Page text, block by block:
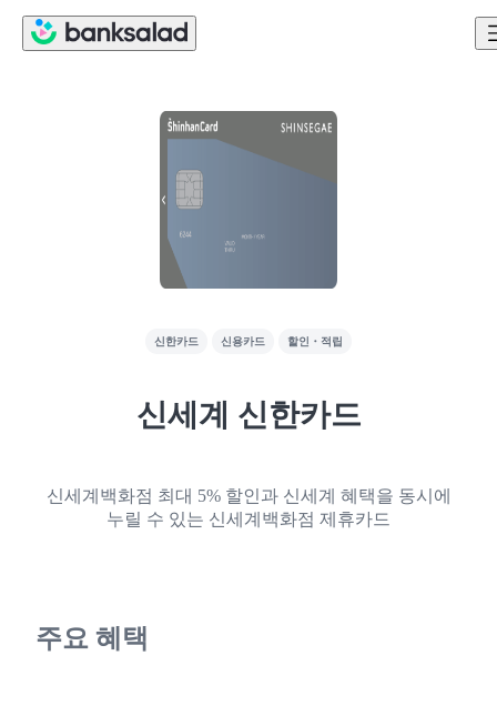
신한카드 신용카드 할인・적립
신세계 신한카드
신세계백화점 최대 5% 할인과 신세계 혜택을 동시에
누릴 수 있는 신세계백화점 제휴카드
주요 혜택